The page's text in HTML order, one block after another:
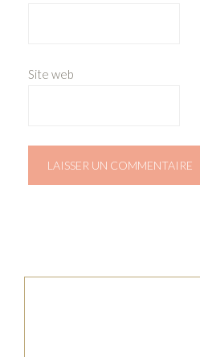
Site web